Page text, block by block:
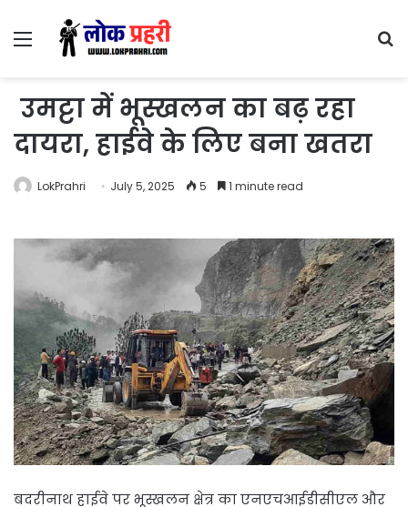
Menu
उमट्टा में भूस्खलन का बढ़ रहा
दायरा, हाईवे के लिए बना खतरा
LokPrahri July 5, 2025 5 1 minute read
बदरीनाथ हाईवे पर भूस्खलन क्षेत्र का एनएचआईडीसीएल और